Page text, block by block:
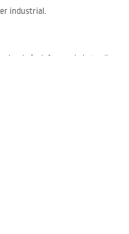
industrial.
rând, face ca baia ta să